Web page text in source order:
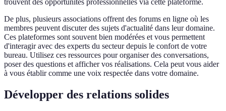
trouvent des opportunités professionnelles via cette plateforme.
De plus, plusieurs associations offrent des forums en ligne où les
membres peuvent discuter des sujets d'actualité dans leur domaine.
Ces plateformes sont souvent bien modérées et vous permettent
d'interagir avec des experts du secteur depuis le confort de votre
bureau. Utilisez ces ressources pour organiser des conversations,
poser des questions et afficher vos réalisations. Cela peut vous aider
à vous établir comme une voix respectée dans votre domaine.
Développer des relations solides